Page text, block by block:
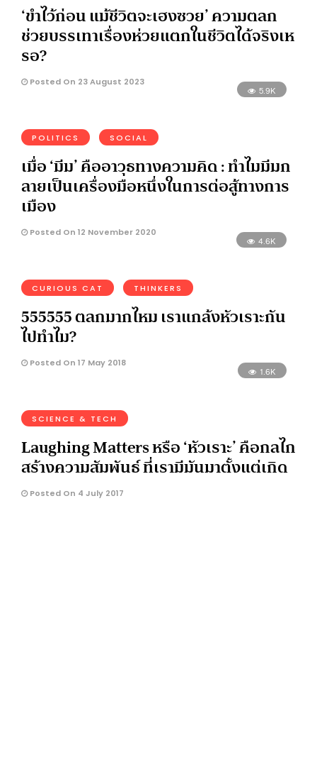
‘ขำไว้ก่อน แม้ชีวิตจะเฮงซวย’ ความตลก
ช่วยบรรเทาเรื่องห่วยแตกในชีวิตได้จริงเห
รอ?
Posted On 23 August 2023
5.9K
POLITICS SOCIAL
เมื่อ ‘มีม’ คืออาวุธทางความคิด : ทำไมมีมก
ลายเป็นเครื่องมือหนึ่งในการต่อสู้ทางการ
เมือง
Posted On 12 November 2020
4.6K
CURIOUS CAT THINKERS
555555 ตลกมากไหม เราแกล้งหัวเราะกัน
ไปทำไม?
Posted On 17 May 2018
1.6K
SCIENCE & TECH
Laughing Matters หรือ ‘หัวเราะ’ คือกลไก
สร้างความสัมพันธ์ ที่เรามีมันมาตั้งแต่เกิด
Posted On 4 July 2017